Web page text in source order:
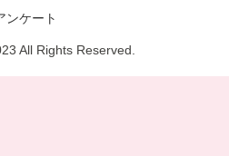
ンケート
All Rights Reserved.